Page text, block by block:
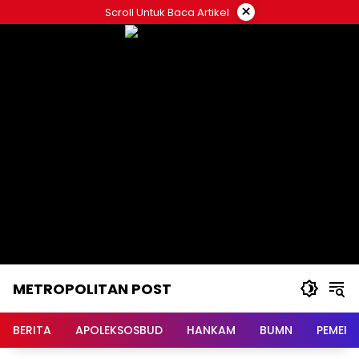
ke
Scroll Untuk Baca Artikel ×
METROPOLITAN POST
BERITA APOLEKSOSBUD HANKAM BUMN